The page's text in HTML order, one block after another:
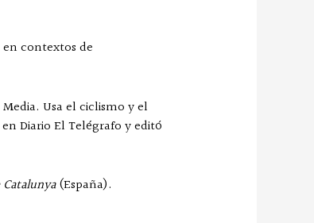
contextos de
Usa el ciclismo y el
Diario El Telégrafo y editó
(España).